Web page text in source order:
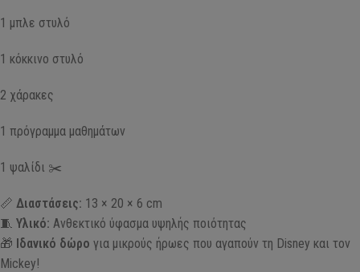
1 μπλε στυλό
1 κόκκινο στυλό
2 χάρακες
1 πρόγραμμα μαθημάτων
1 ψαλίδι ✂️
📏 Διαστάσεις: 13 × 20 × 6 cm
🧵 Υλικό: Ανθεκτικό ύφασμα υψηλής ποιότητας
🎁 Ιδανικό δώρο για μικρούς ήρωες που αγαπούν τη Disney και τον
Mickey!